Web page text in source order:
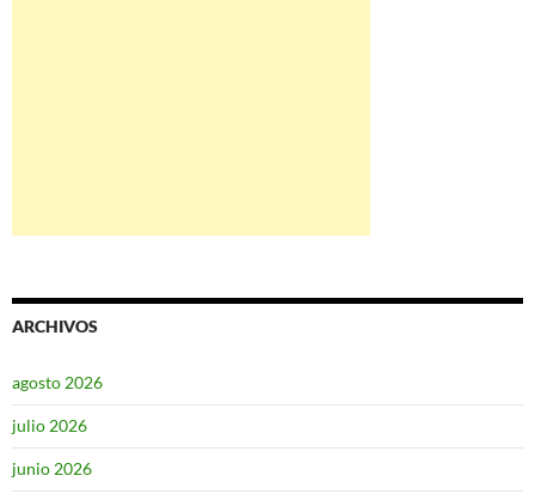
ARCHIVOS
agosto 2026
julio 2026
junio 2026